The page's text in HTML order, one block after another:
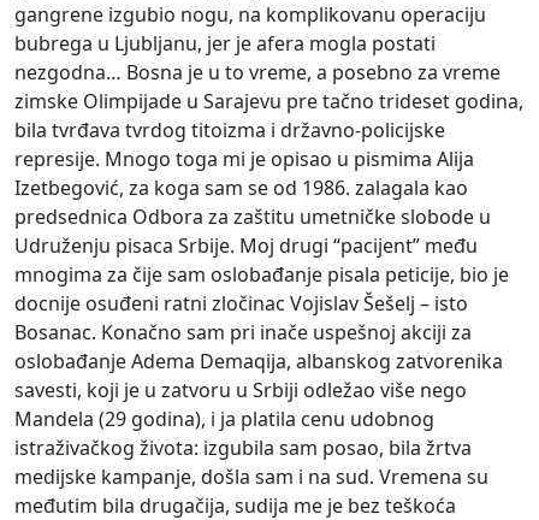
gangrene izgubio nogu, na komplikovanu operaciju
bubrega u Ljubljanu, jer je afera mogla postati
nezgodna… Bosna je u to vreme, a posebno za vreme
zimske Olimpijade u Sarajevu pre tačno trideset godina,
bila tvrđava tvrdog titoizma i državno-policijske
represije. Mnogo toga mi je opisao u pismima Alija
Izetbegović, za koga sam se od 1986. zalagala kao
predsednica Odbora za zaštitu umetničke slobode u
Udruženju pisaca Srbije. Moj drugi “pacijent” među
mnogima za čije sam oslobađanje pisala peticije, bio je
docnije osuđeni ratni zločinac Vojislav Šešelj – isto
Bosanac. Konačno sam pri inače uspešnoj akciji za
oslobađanje Adema Demaqija, albanskog zatvorenika
savesti, koji je u zatvoru u Srbiji odležao više nego
Mandela (29 godina), i ja platila cenu udobnog
istraživačkog života: izgubila sam posao, bila žrtva
medijske kampanje, došla sam i na sud. Vremena su
međutim bila drugačija, sudija me je bez teškoća